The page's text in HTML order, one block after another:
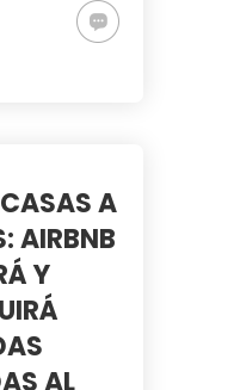
A
AIRBNB
Y
AL